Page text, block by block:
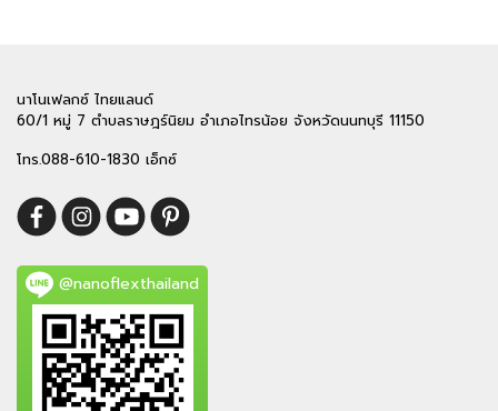
นาโนเฟลกซ์ ไทยแลนด์
60/1 หมู่ 7 ตำบลราษฎร์นิยม อำเภอไทรน้อย จังหวัดนนทบุรี 11150
โทร.088-610-1830 เอ็กซ์
@nanoflexthailand